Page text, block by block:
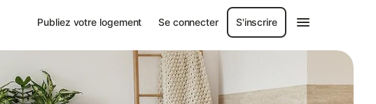
Publiez votre logement Se connecter S'inscrire